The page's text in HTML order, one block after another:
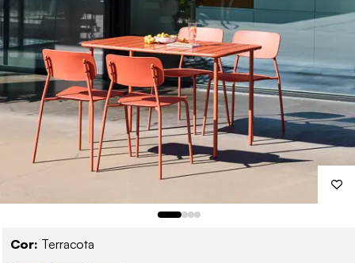
Cor: Terracota